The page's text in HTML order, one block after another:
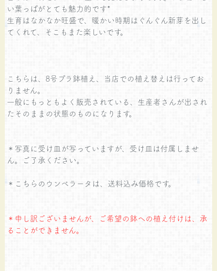
い葉っぱがとても魅力的です*
生育はなかなか旺盛で、暖かい時期はぐんぐん新芽を出し
てくれて、そこもまた楽しいです。
こちらは、8号プラ鉢植え、当店での植え替えは行ってお
りません。
一般にもっともよく販売されている、生産者さんが出され
たそのままの状態のものになります。
＊写真に受け皿が写っていますが、受け皿は付属しませ
ん。ご了承ください。
＊こちらのウンベラータは、送料込み価格です。
＊申し訳ございませんが、ご希望の鉢への植え付けは、承
ることができません。